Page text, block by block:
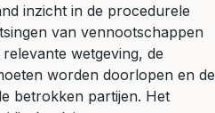
inzicht in de procedurele
van vennootschappen
wetgeving, de
worden doorlopen en de
betrokken partijen. Het